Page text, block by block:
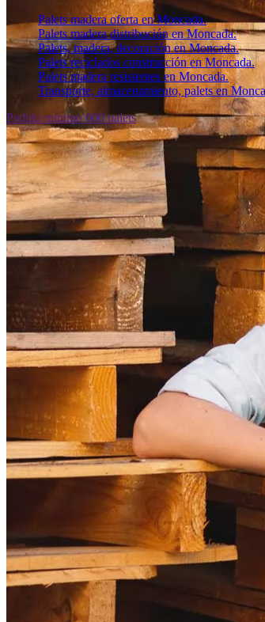
Palets madera oferta en Moncada.
Palets madera distribución en Moncada.
Palets, madera, decoración en Moncada.
Palets reciclados construcción en Moncada.
Palets madera resistentes en Moncada.
Transporte, almacenamiento, palets en
Pedido mínimo 600 palets